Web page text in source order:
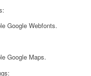
Google Webfonts.
Google Maps.